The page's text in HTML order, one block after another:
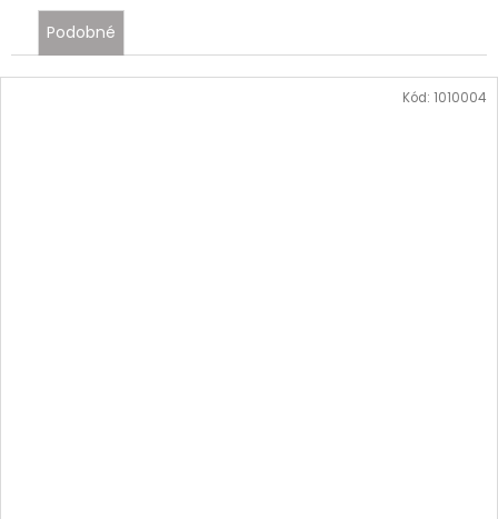
Podobné
Kód: 1010004